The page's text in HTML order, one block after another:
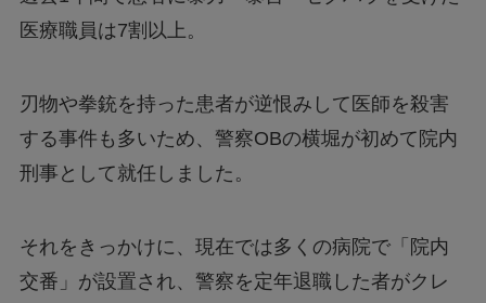
医療職員は7割以上。
刃物や拳銃を持った患者が逆恨みして医師を殺害
する事件も多いため、警察OBの横堀が初めて院内
刑事として就任しました。
それをきっかけに、現在では多くの病院で「院内
交番」が設置され、警察を定年退職した者がクレ